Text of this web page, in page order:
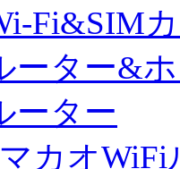
Fi&SIM
ーター&
ーター
カオWiFi